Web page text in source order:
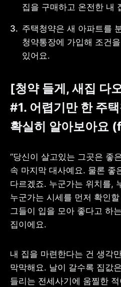
테헤란로 131, 13층 (역삼동,
한국지식재산센터)
고객센터
전화 : 1661-7654(24시간 연중무휴)
해외전화 : +82-2-6975-9000
개인정보
신용정보활용체제
이용자유의사항
보호금융상품등록부
준법제보
경영공시
채널
집을 구매하고 온전한 내
주택청약은 새 아파트를
청약통장에 가입해 조건
있어요.
[청약 들게, 새집 다
#1. 어렵기만 한 주
확실히 알아보아요
“당신이 살고있는 그곳은 좋
속 마지막 대사예요. 물론 좋
다르겠죠. 누군가는 위치를,
누군가는 시세를 먼저 확인
그들이 입을 모아 좋다고 하
집이에요.
내 집을 마련한다는 건 생각
막막해요. 날이 갈수록 집값
들리는 전세사기에 움찔한